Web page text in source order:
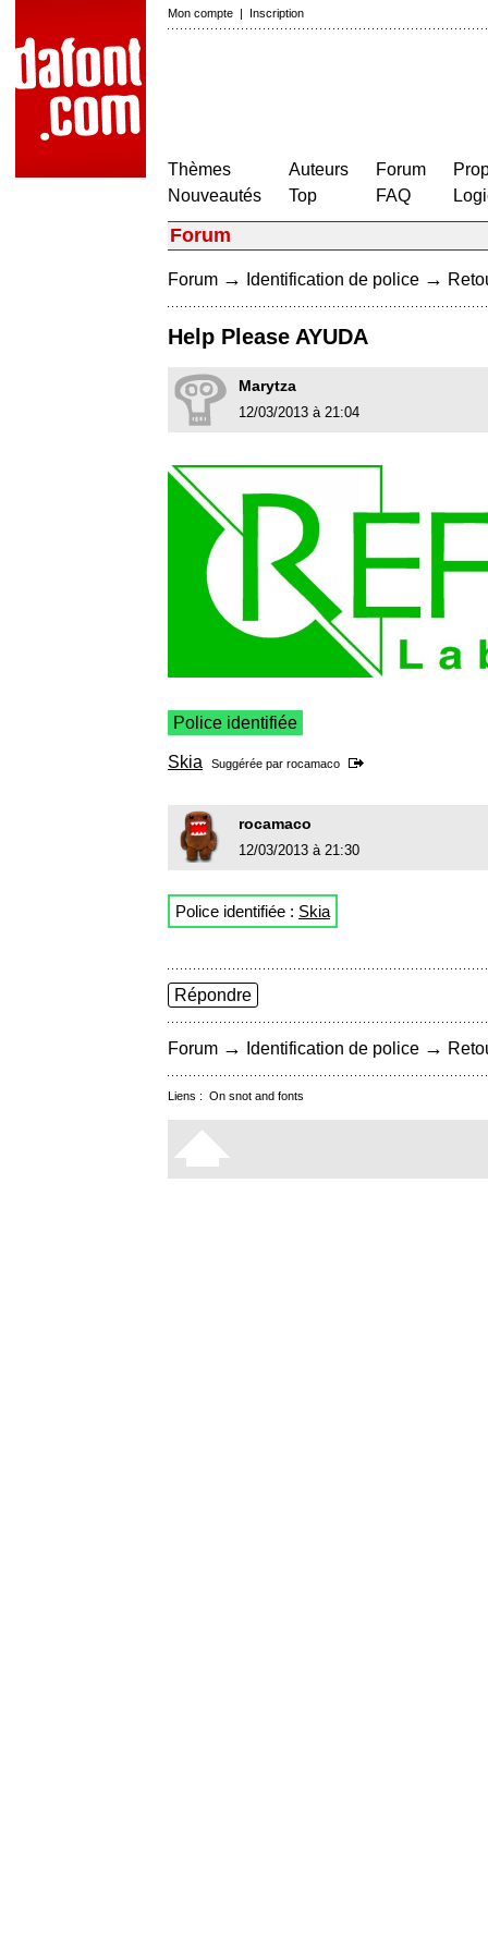
Mon compte | Inscription
Thèmes
Nouveautés
Auteurs
Top
Forum
FAQ
Forum
Forum → Identification de police →
Help Please AYUDA
Marytza
12/03/2013 à 21:04
Police identifiée
Skia Suggérée par rocamaco
rocamaco
12/03/2013 à 21:30
Police identifiée : Skia
Répondre
Forum → Identification de police →
Liens : On snot and fonts